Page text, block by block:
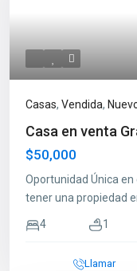
Casas, Vendida,
Casa en venta
$50,000
Oportunidad Única en
tener una propiedad
4 1
Llamar